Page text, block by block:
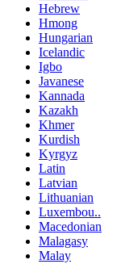
Hebrew
Hmong
Hungarian
Icelandic
Igbo
Javanese
Kannada
Kazakh
Khmer
Kurdish
Kyrgyz
Latin
Latvian
Lithuanian
Luxembou..
Macedonian
Malagasy
Malay